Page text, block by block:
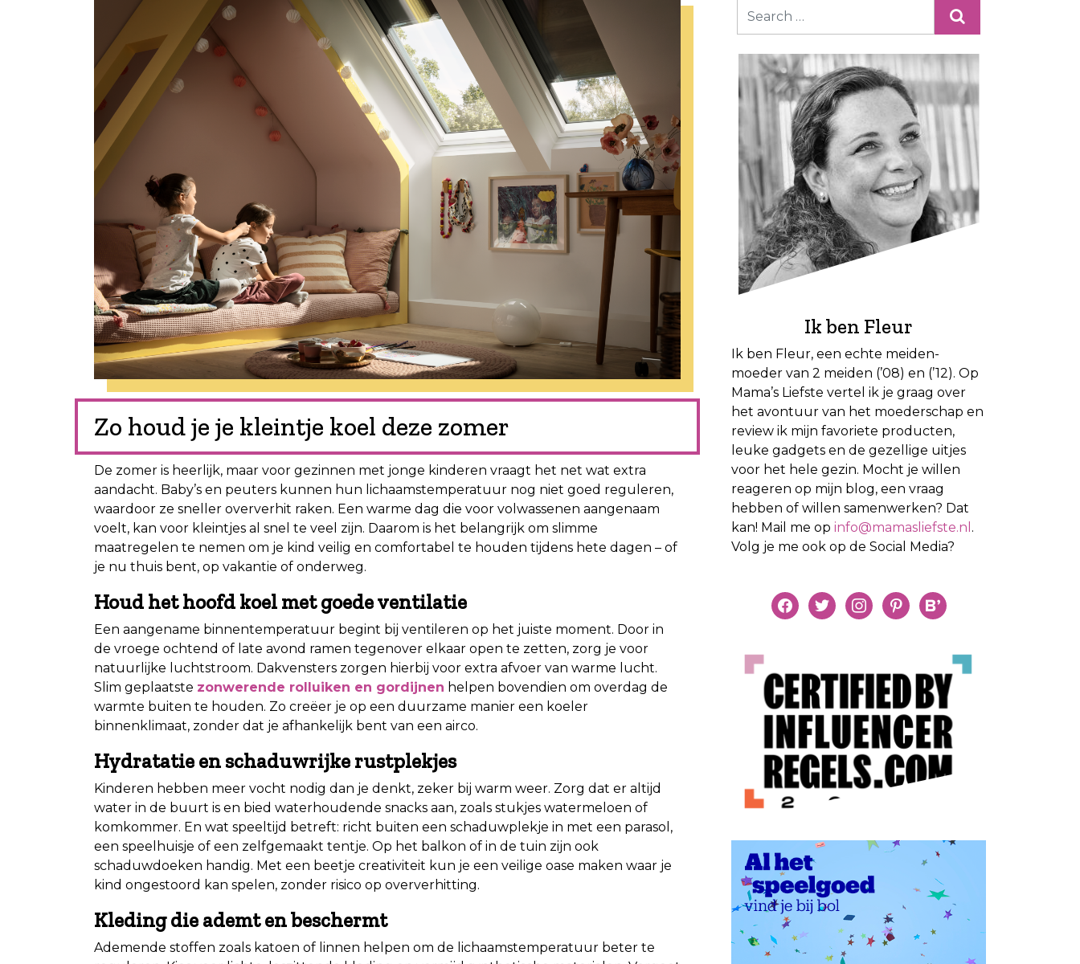
Zo houd je je kleintje koel deze zomer
De zomer is heerlijk, maar voor gezinnen met jonge kinderen vraagt het net wat extra
aandacht. Baby’s en peuters kunnen hun lichaamstemperatuur nog niet goed reguleren,
waardoor ze sneller oververhit raken. Een warme dag die voor volwassenen aangenaam
voelt, kan voor kleintjes al snel te veel zijn. Daarom is het belangrijk om slimme
maatregelen te nemen om je kind veilig en comfortabel te houden tijdens hete dagen – of
je nu thuis bent, op vakantie of onderweg.
Houd het hoofd koel met goede ventilatie
Een aangename binnentemperatuur begint bij ventileren op het juiste moment. Door in
de vroege ochtend of late avond ramen tegenover elkaar open te zetten, zorg je voor
natuurlijke luchtstroom. Dakvensters zorgen hierbij voor extra afvoer van warme lucht.
Slim geplaatste zonwerende rolluiken en gordijnen helpen bovendien om overdag de
warmte buiten te houden. Zo creëer je op een duurzame manier een koeler
binnenklimaat, zonder dat je afhankelijk bent van een airco.
Hydratatie en schaduwrijke rustplekjes
Kinderen hebben meer vocht nodig dan je denkt, zeker bij warm weer. Zorg dat er altijd
water in de buurt is en bied waterhoudende snacks aan, zoals stukjes watermeloen of
komkommer. En wat speeltijd betreft: richt buiten een schaduwplekje in met een parasol,
een speelhuisje of een zelfgemaakt tentje. Op het balkon of in de tuin zijn ook
schaduwdoeken handig. Met een beetje creativiteit kun je een veilige oase maken waar je
kind ongestoord kan spelen, zonder risico op oververhitting.
Kleding die ademt en beschermt
Ademende stoffen zoals katoen of linnen helpen om de lichaamstemperatuur beter te
Ik ben Fleur
Ik ben Fleur, een echte meiden-
moeder van 2 meiden (’08) en (’12). Op
Mama’s Liefste vertel ik je graag over
het avontuur van het moederschap en
review ik mijn favoriete producten,
leuke gadgets en de gezellige uitjes
voor het hele gezin. Mocht je willen
reageren op mijn blog, een vraag
hebben of willen samenwerken? Dat
kan! Mail me op info@mamasliefste.nl .
Volg je me ook op de Social Media?
facebooktwitterinstagrampinterestbloglovin